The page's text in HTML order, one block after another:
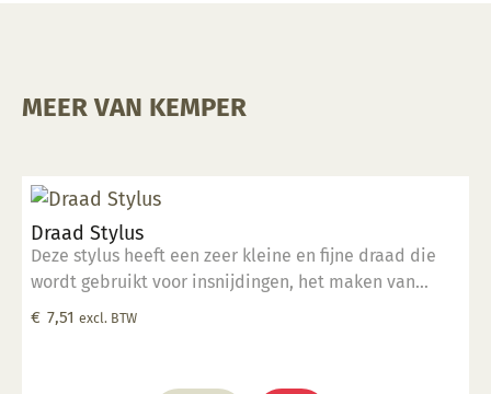
MEER VAN KEMPER
Draad Stylus
Deze stylus heeft een zeer kleine en fijne draad die
wordt gebruikt voor insnijdingen, het maken van
groeven van verschillende grootte en het detailleren
€ 7,51 excl. BTW